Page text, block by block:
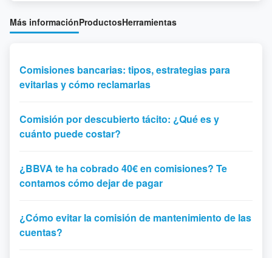
Más informaciónProductosHerramientas
Comisiones bancarias: tipos, estrategias para
evitarlas y cómo reclamarlas
Comisión por descubierto tácito: ¿Qué es y
cuánto puede costar?
¿BBVA te ha cobrado 40€ en comisiones? Te
contamos cómo dejar de pagar
¿Cómo evitar la comisión de mantenimiento de las
cuentas?